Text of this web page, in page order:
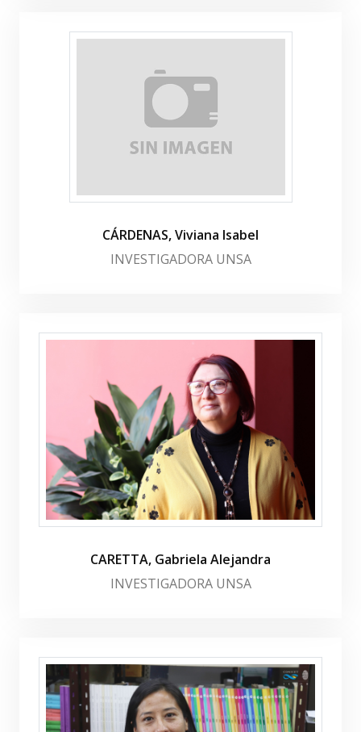
CÁRDENAS, Viviana Isabel
INVESTIGADORA UNSA
CARETTA, Gabriela Alejandra
INVESTIGADORA UNSA